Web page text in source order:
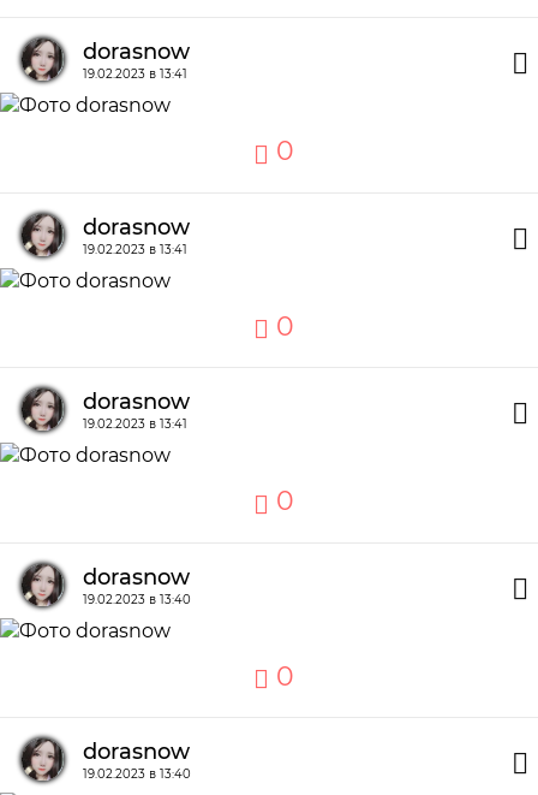
dorasnow
19.02.2023 в 13:41
0
dorasnow
19.02.2023 в 13:41
0
dorasnow
19.02.2023 в 13:41
0
dorasnow
19.02.2023 в 13:40
0
dorasnow
19.02.2023 в 13:40